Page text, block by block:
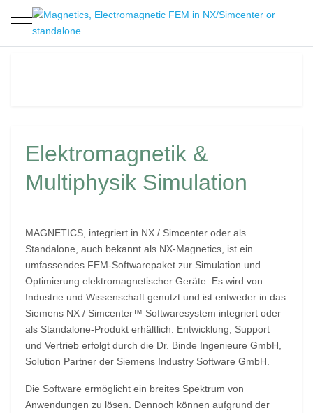
Mobile Menu Toggle
Elektromagnetik &
Multiphysik Simulation
MAGNETICS, integriert in NX / Simcenter oder als
Standalone, auch bekannt als NX-Magnetics, ist ein
umfassendes FEM-Softwarepaket zur Simulation und
Optimierung elektromagnetischer Geräte. Es wird von
Industrie und Wissenschaft genutzt und ist entweder in das
Siemens NX / Simcenter™ Softwaresystem integriert oder
als Standalone-Produkt erhältlich. Entwicklung, Support
und Vertrieb erfolgt durch die Dr. Binde Ingenieure GmbH,
Solution Partner der Siemens Industry Software GmbH.
Die Software ermöglicht ein breites Spektrum von
Anwendungen zu lösen. Dennoch können aufgrund der